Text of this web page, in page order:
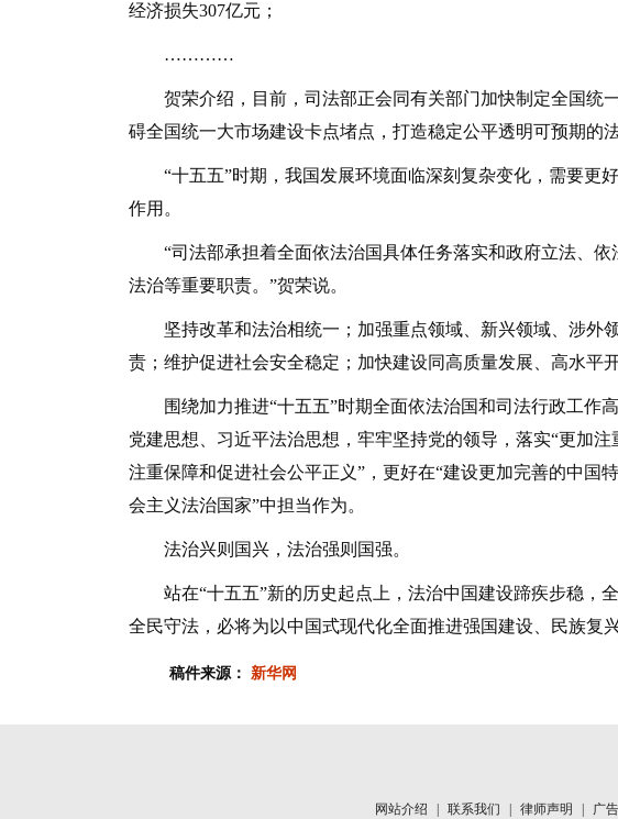
经济损失307亿元；
…………
贺荣介绍，目前，司法部正会同有关部门加快制定全国统
碍全国统一大市场建设卡点堵点，打造稳定公平透明可预期的
“十五五”时期，我国发展环境面临深刻复杂变化，需要更
作用。
“司法部承担着全面依法治国具体任务落实和政府立法、依
法治等重要职责。”贺荣说。
坚持改革和法治相统一；加强重点领域、新兴领域、涉外
责；维护促进社会安全稳定；加快建设同高质量发展、高水
围绕加力推进“十五五”时期全面依法治国和司法行政工作
党建思想、习近平法治思想，牢牢坚持党的领导，落实“更加
注重保障和促进社会公平正义”，更好在“建设更加完善的中国
会主义法治国家”中担当作为。
法治兴则国兴，法治强则国强。
站在“十五五”新的历史起点上，法治中国建设蹄疾步稳，全
全民守法，必将为以中国式现代化全面推进强国建设、民族复
稿件来源： 新华网
网站介绍 联系我们 律师声明 广